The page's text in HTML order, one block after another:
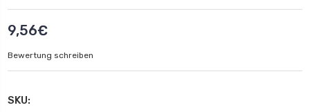
9,56€
Bewertung schreiben
SKU: